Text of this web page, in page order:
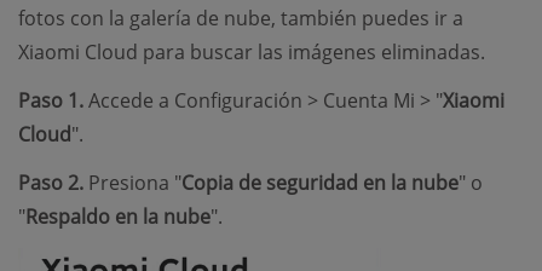
fotos con la galería de nube, también puedes ir a
Xiaomi Cloud para buscar las imágenes eliminadas.
Paso 1.Accede a Configuración > Cuenta Mi > "Xiaomi
Cloud".
Paso 2. Presiona "Copia de seguridad en la nube" o
"Respaldo en la nube".